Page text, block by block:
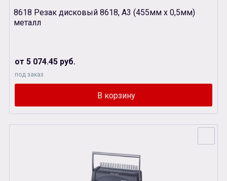
8618 Резак дисковый 8618, А3 (455мм х 0,5мм)
металл
от 5 074.45 руб.
под заказ